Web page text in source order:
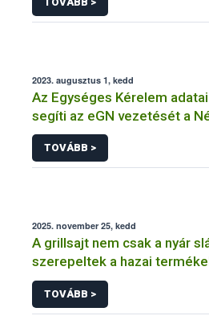
2023. augusztus 1, kedd
Az Egységes Kérelem
segíti az eGN vezetését a
TOVÁBB >
2025. november 25, kedd
A grillsajt nem csak a nyár
szerepeltek a hazai
TOVÁBB >